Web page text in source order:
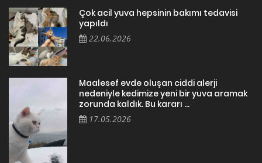
Çok acil yuva hepsinin bakımı tedavisi
yapıldı
22.06.2026
Maalesef evde oluşan ciddi alerji
nedeniyle kedimize yeni bir yuva aramak
zorunda kaldık. Bu kararı ...
17.05.2026